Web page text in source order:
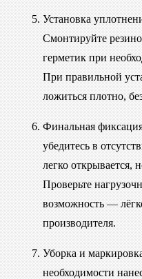
Установка
Смонтируйте
герметик при
При правильной
ложиться плотно,
Финальная
убедитесь в
легко открывается,
Проверьте
возможность —
производителя.
Уборка и
необходимости